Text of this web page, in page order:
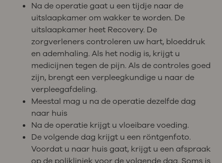
Na de operatie gaat u een tijdje naar de
uitslaapkamer om wakker te worden. De
uitslaapkamer heet Recovery. De
zorgverleners controleren uw hart, bloeddruk
en ademhaling. Als het nodig is, krijgt u
medicijnen tegen de pijn. Als de controles goed
zijn, brengt een verpleegkundige u naar de
verpleegafdeling.
Meestal mag u na de operatie dezelfde dag
naar huis
Na de operatie krijgt u vloeibare voeding.
De volgende dag krijgt u een röntgenfoto.
Voordat u naar huis gaat, krijgt u een afspraak